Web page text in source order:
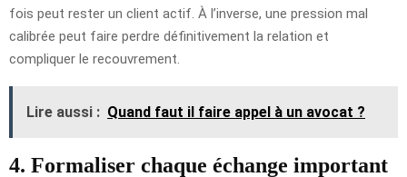
fois peut rester un client actif. À l’inverse, une pression mal
calibrée peut faire perdre définitivement la relation et
compliquer le recouvrement.
Lire aussi : Quand faut il faire appel à un avocat ?
4. Formaliser chaque échange important